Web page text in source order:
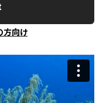
方向け